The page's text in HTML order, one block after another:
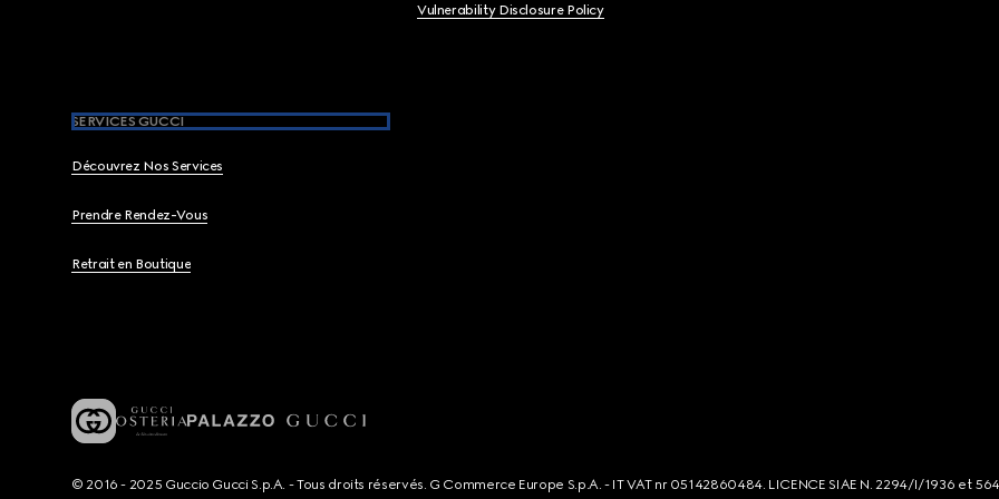
Vulnerability Disclosure Policy
SERVICES GUCCI
Découvrez Nos Services
Prendre Rendez-Vous
Retrait en Boutique
© 2016 - 2025 Guccio Gucci S.p.A. - Tous droits réservés. G Commerce Europe S.p.A. - IT VAT nr 05142860484. LICENCE SIAE N. 2294/I/1936 et